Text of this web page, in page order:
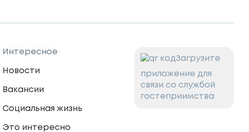
Интересное
Новости
Вакансии
Социальная жизнь
Это интересно
Загрузите
приложение для
связи со службой
гостеприимства